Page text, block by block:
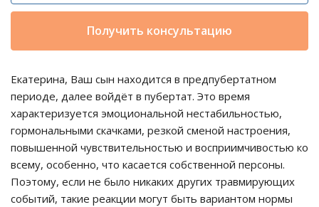
Получить консультацию
Екатерина, Ваш сын находится в предпубертатном
периоде, далее войдёт в пубертат. Это время
характеризуется эмоциональной нестабильностью,
гормональными скачками, резкой сменой настроения,
повышенной чувствительностью и восприимчивостью ко
всему, особенно, что касается собственной персоны.
Поэтому, если не было никаких других травмирующих
событий, такие реакции могут быть вариантом нормы